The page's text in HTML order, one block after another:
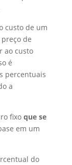
custo de um
de
ao custo
é
percentuais
a
fixo que se
em um
do